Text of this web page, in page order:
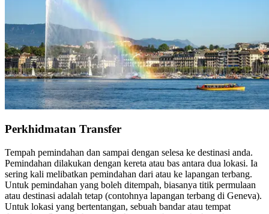
Perkhidmatan Transfer
Tempah pemindahan dan sampai dengan selesa ke destinasi anda.
Pemindahan dilakukan dengan kereta atau bas antara dua lokasi. Ia
sering kali melibatkan pemindahan dari atau ke lapangan terbang.
Untuk pemindahan yang boleh ditempah, biasanya titik permulaan
atau destinasi adalah tetap (contohnya lapangan terbang di Geneva).
Untuk lokasi yang bertentangan, sebuah bandar atau tempat